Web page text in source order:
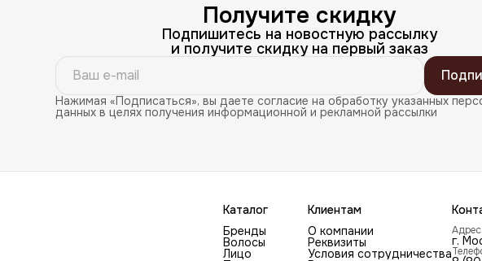
Получите скидку
Подпишитесь на новостную рассылку
и получите скидку на первый заказ
Нажимая «Подписаться», вы даете согласие на обработку указанных
данных в целях получения информационной и рекламной рассылки
Каталог
Бренды
Волосы
Лицо
Клиентам
О компании
Реквизиты
Условия сотрудничества
Адрес
г.